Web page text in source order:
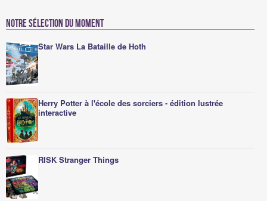
Notre sélection du moment
Star Wars La Bataille de Hoth
Herry Potter à l'école des sorciers - édition lustrée
interactive
RISK Stranger Things